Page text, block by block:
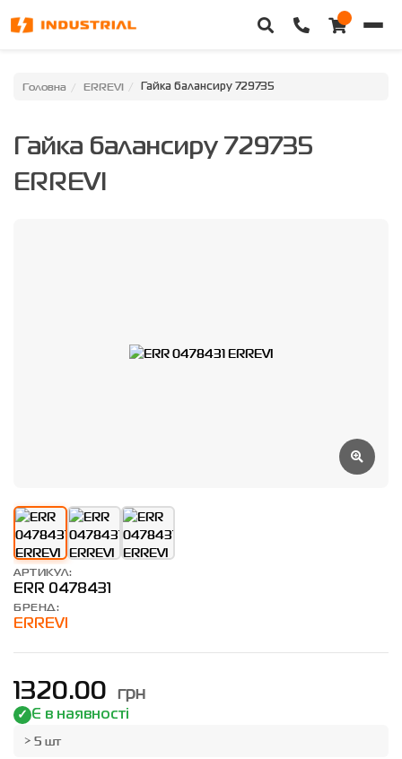
Головна
Категорії
Особистий кабінет
Головна ERREVI Гайка балансиру 729735
Гайка балансиру 729735
ERREVI
АРТИКУЛ:
ERR 0478431
БРЕНД:
ERREVI
1320.00 грн
Є в наявності
> 5 шт